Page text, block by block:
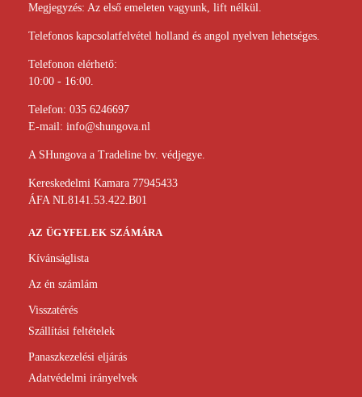
Megjegyzés: Az első emeleten vagyunk, lift nélkül.
Telefonos kapcsolatfelvétel holland és angol nyelven lehetséges.
Telefonon elérhető:
10:00 - 16:00.
Telefon: 035 6246697
E-mail: info@shungova.nl
A SHungova a Tradeline bv. védjegye.
Kereskedelmi Kamara 77945433
ÁFA NL8141.53.422.B01
AZ ÜGYFELEK SZÁMÁRA
Kívánságlista
Az én számlám
Visszatérés
Szállítási feltételek
Panaszkezelési eljárás
Adatvédelmi irányelvek